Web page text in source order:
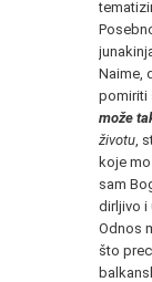
Naime,
pomiriti
može
životu ,
koje
sam
dirljivo i
Odnos
što